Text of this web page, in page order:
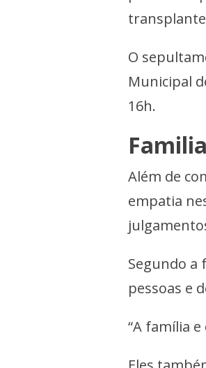
O
Municipal
16h.
Além de
empatia
Segundo a
pessoas e
“A família